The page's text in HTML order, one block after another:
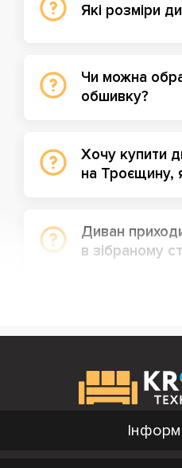
Які розміри
Чи можна
обшивку?
Хочу купити
на Троєщину,
Диван
в зібраному